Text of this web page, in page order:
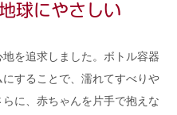
球にやさしい
を追求しました。ボトル容器
することで、濡れてすべりや
に、赤ちゃんを片手で抱えな